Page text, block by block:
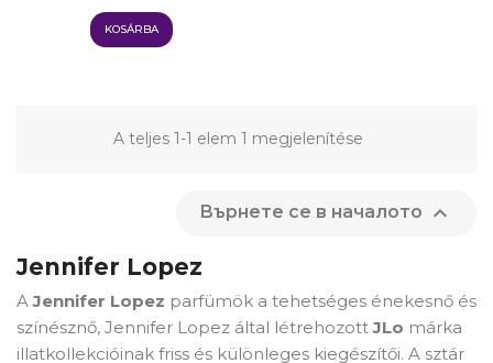
KOSÁRBA
A teljes 1-1 elem 1 megjelenítése
Върнете се в началото 
Jennifer Lopez
AJennifer Lopez parfümök a tehetséges énekesnő és
színésznő, Jennifer Lopez által létrehozottJLo márka
illatkollekcióinak friss és különleges kiegészítői. A sztár